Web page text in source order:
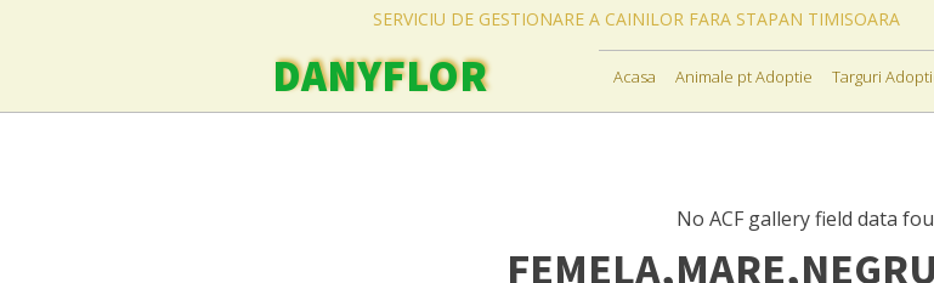
SERVICIU DE GESTIONARE A CAINILOR FARA STAPAN TIMISOARA
DANYFLOR Acasa Animale pt Adoptie Targuri
No ACF gallery field data